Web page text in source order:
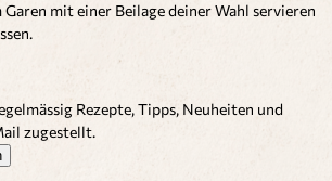
Garen mit einer Beilage deiner Wahl servieren
Rezepte, Tipps, Neuheiten und
zugestellt.